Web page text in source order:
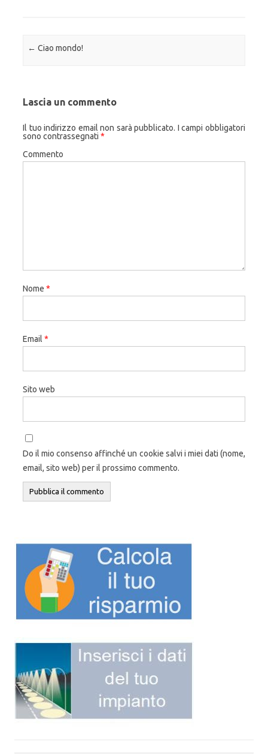
Navigazione articolo
← Ciao mondo!
Lascia un commento
Il tuo indirizzo email non sarà pubblicato. I campi obbligatori
sono contrassegnati *
Commento
Nome *
Email *
Sito web
Do il mio consenso affinché un cookie salvi i miei dati (nome,
email, sito web) per il prossimo commento.